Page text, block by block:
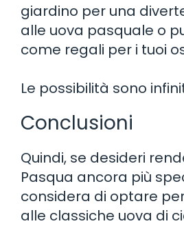
giardino per una
alle uova pasquale o
come regali per i tuoi
Le possibilità sono
Conclusioni
Quindi, se desideri
Pasqua ancora più
considera di optare
alle classiche uova di